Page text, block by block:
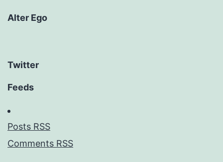
Alter Ego
Twitter
Feeds
Posts RSS
Comments RSS